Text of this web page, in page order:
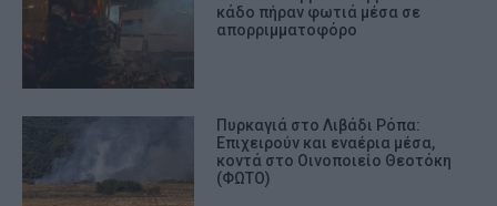
κάδο πήραν φωτιά μέσα σε
απορριμματοφόρο
Πυρκαγιά στο Λιβάδι Ρόπα:
Επιχειρούν και εναέρια μέσα,
κοντά στο Οινοποιείο Θεοτόκη
(ΦΩΤΟ)